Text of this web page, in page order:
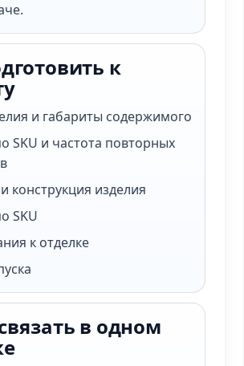
к
и габариты содержимого
SKU и частота повторных
конструкция изделия
SKU
к отделке
в одном